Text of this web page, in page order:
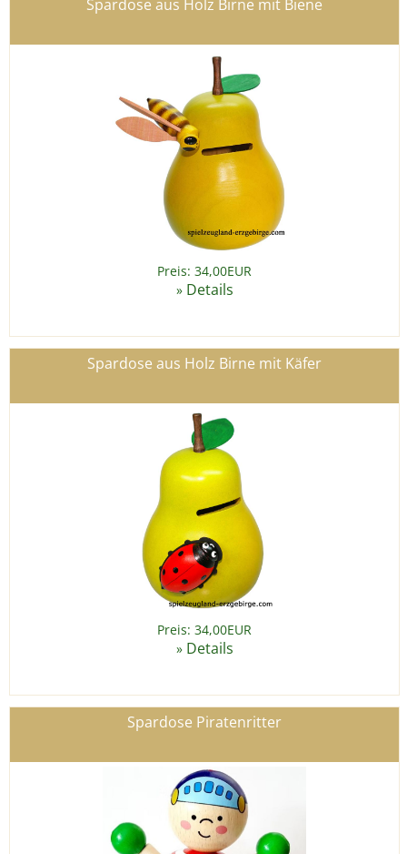
Spardose aus Holz Birne mit Biene
Preis: 34,00EUR
» Details
Spardose aus Holz Birne mit Käfer
Preis: 34,00EUR
» Details
Spardose Piratenritter